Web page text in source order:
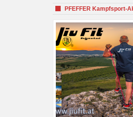
PFEFFER Kampfsport-